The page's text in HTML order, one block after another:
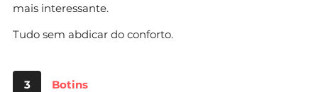
mais interessante.
Tudo sem abdicar do conforto.
3 Botins